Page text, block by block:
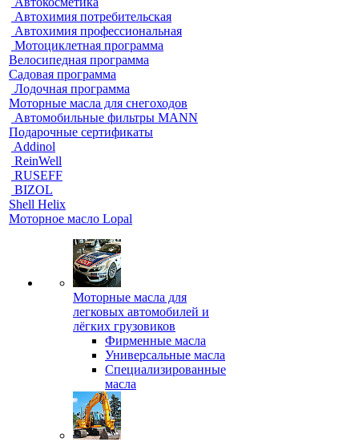
Автохимия потребительская
Автохимия профессиональная
Мотоциклетная программа
Велосипедная программа
Садовая программа
Лодочная программа
Моторные масла для снегоходов
Автомобильные фильтры MANN
Подарочные сертификаты
Addinol
ReinWell
RUSEFF
BIZOL
Shell Helix
Моторное масло Lopal
Моторные масла для
легковых автомобилей и
лёгких грузовиков
Фирменные масла
Универсальные масла
Специализированные
масла